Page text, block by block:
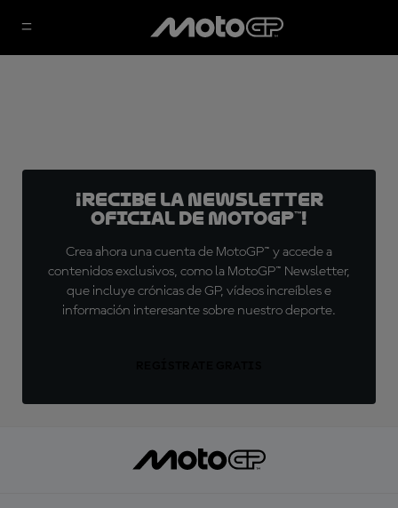
¡Recibe la Newsletter
oficial de MotoGP™!
Crea ahora una cuenta de MotoGP™ y accede a
contenidos exclusivos, como la MotoGP™ Newsletter,
que incluye crónicas de GP, vídeos increíbles e
información interesante sobre nuestro deporte.